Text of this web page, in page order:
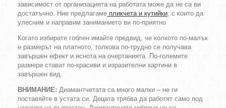
зависимост от организацията на работата може да не са ви
достатъчно. Ние предлагаме пликчета и кутийки, с които да
улесним и направим заниманието ви по-приятно
Когато избирате гоблен имайте предвид, че колкото по-малък
е размерът на платното, толкова по-трудно се получава
завършен ефект и яснота на очертанията. По-големите
размери стават по-красиви и изразителни картини в
завършен вид.
ВНИМАНИЕ: Диамантчетата са много малки – не ги
поставяйте в устата си. Децата трябва да работят само под